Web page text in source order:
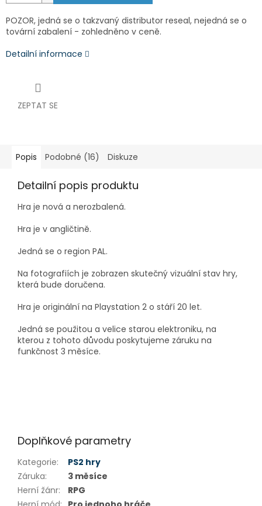
POZOR, jedná se o takzvaný distributor reseal, nejedná se o
tovární zabalení - zohledněno v ceně.
Detailní informace
ZEPTAT SE
Popis Podobné (16) Diskuze
Detailní popis produktu
Hra je nová a nerozbalená.
Hra je v angličtině.
Jedná se o region PAL.
Na fotografiích je zobrazen skutečný vizuální stav hry,
která bude doručena.
Hra je originální na Playstation 2 o stáří 20 let.
Jedná se použitou a velice starou elektroniku, na
kterou z tohoto důvodu poskytujeme záruku na
funkčnost 3 měsíce.
Doplňkové parametry
Kategorie:
PS2 hry
Záruka:
3 měsíce
Herní žánr:
RPG